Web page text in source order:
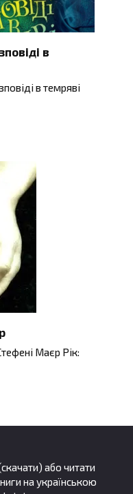
в
в темряві
Маєр Рік:
або читати
на українською